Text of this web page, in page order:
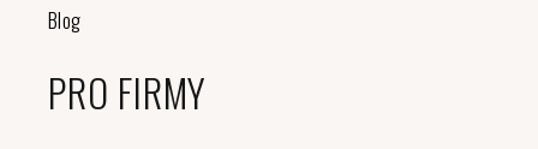
Blog
PRO FIRMY